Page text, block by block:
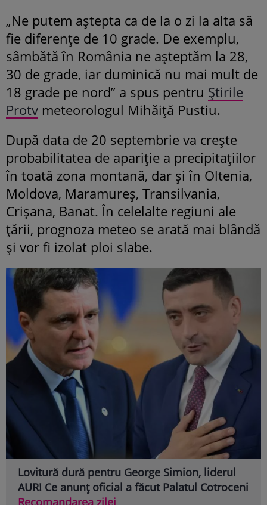
„Ne putem aştepta ca de la o zi la alta să
fie diferenţe de 10 grade. De exemplu,
sâmbătă în România ne aşteptăm la 28,
30 de grade, iar duminică nu mai mult de
18 grade pe nord” a spus pentru Știrile
Protv meteorologul Mihăiță Pustiu.
După data de 20 septembrie va creşte
probabilitatea de apariţie a precipitațiilor
în toată zona montană, dar și în Oltenia,
Moldova, Maramureș, Transilvania,
Crișana, Banat. În celelalte regiuni ale
țării, prognoza meteo se arată mai blândă
și vor fi izolat ploi slabe.
Lovitură dură pentru George Simion, liderul
AUR! Ce anunț oficial a făcut Palatul Cotroceni
Recomandarea zilei